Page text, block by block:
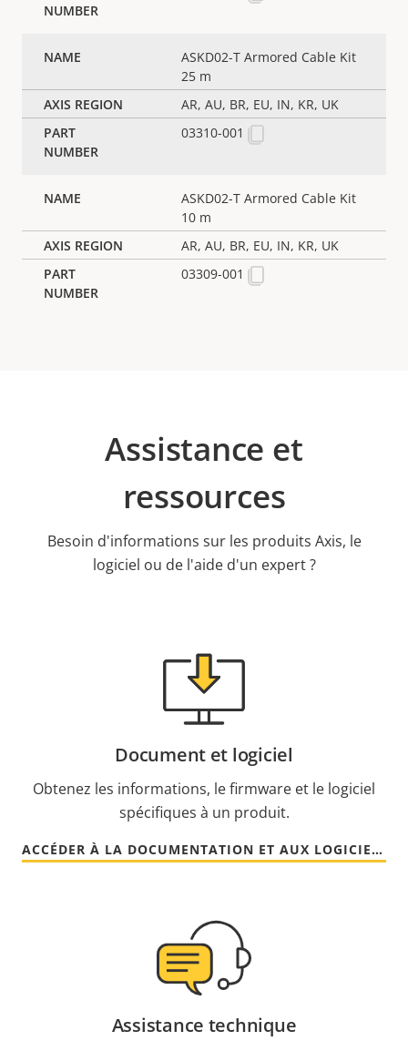
ASKD02-T Armored Cable Kit
25 m
AR, AU, BR, EU, IN, KR, UK
03310-001
ASKD02-T Armored Cable Kit
10 m
AR, AU, BR, EU, IN, KR, UK
03309-001
Assistance et
ressources
Besoin d'informations sur les produits Axis, le
logiciel ou de l'aide d'un expert ?
Document et logiciel
Obtenez les informations, le firmware et le logiciel
spécifiques à un produit.
ACCÉDER À LA DOCUMENTATION ET AUX LOGICIELS
Assistance technique